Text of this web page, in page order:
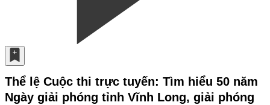
Thể lệ Cuộc thi trực tuyến: Tìm hiểu 50 năm
Ngày giải phóng tỉnh Vĩnh Long, giải phóng